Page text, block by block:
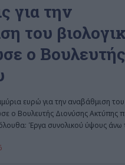
για την
του
ο Βουλευτής
ευρώ για την αναβάθμιση του
ο Βουλευτής Διονύσης Ακτύπης
Έργα συνολικού ύψους άνω